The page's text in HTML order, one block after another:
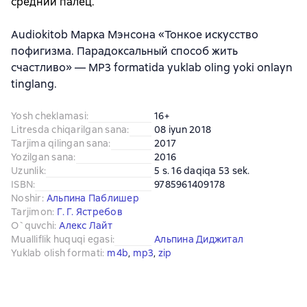
Audiokitob Марка Мэнсона «Тонкое искусство
пофигизма. Парадоксальный способ жить
счастливо» — MP3 formatida yuklab oling yoki onlayn
tinglang.
Yosh cheklamasi:
16+
Litresda chiqarilgan sana:
08 iyun 2018
Tarjima qilingan sana:
2017
Yozilgan sana:
2016
Uzunlik:
5 s. 16 daqiqa 53 sek.
ISBN:
9785961409178
Noshir: Альпина Паблишер
Tarjimon: Г. Г. Ястребов
O`quvchi: Алекс Лайт
Mualliflik huquqi egasi:
Альпина Диджитал
Yuklab olish formati: m4b, mp3, zip